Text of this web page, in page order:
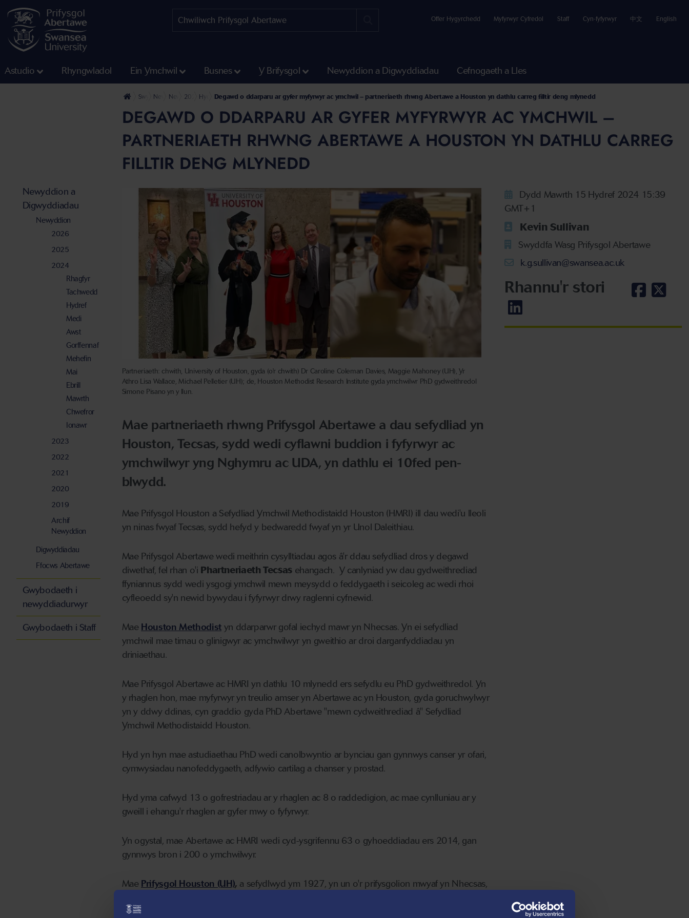
Offer Hygyrchedd Myfyrwyr Cyfredol Staff Cyn-fyfyrwyr 中文 English
Astudio Rhyngwladol Ein Ymchwil Busnes Y Brifysgol Newyddion a Digwyddiadau Cefnogaeth a Lles
Swyddfa'r Wasg
Newyddion a Digwyddiadau
Newyddion
2024HydrefDegawd o ddarparu ar gyfer myfyrwyr ac ymchwil – partneriaeth rhwng Abertawe a Houston yn dathlu carreg filltir deng mlynedd
DEGAWD O DDARPARU AR GYFER MYFYRWYR AC YMCHWIL –
PARTNERIAETH RHWNG ABERTAWE A HOUSTON YN DATHLU CARREG
FILLTIR DENG MLYNEDD
Partneriaeth: chwith, University of Houston, gyda (o'r chwith) Dr Caroline Coleman Davies, Maggie Mahoney (UH), Yr
Athro Lisa Wallace, Michael Pelletier (UH); de, Houston Methodist Research Institute gyda ymchwilwr PhD gydweithredol
Simone Pisano yn y llun.
Mae partneriaeth rhwng Prifysgol Abertawe a dau sefydliad yn
Houston, Tecsas, sydd wedi cyflawni buddion i fyfyrwyr ac
ymchwilwyr yng Nghymru ac UDA, yn dathlu ei 10fed pen-
blwydd.
Mae Prifysgol Houston a Sefydliad Ymchwil Methodistaidd Houston (HMRI) ill dau wedi'u lleoli
yn ninas fwyaf Tecsas, sydd hefyd y bedwaredd fwyaf yn yr Unol Daleithiau.
Mae Prifysgol Abertawe wedi meithrin cysylltiadau agos â'r ddau sefydliad dros y degawd
diwethaf, fel rhan o'i Phartneriaeth Tecsas ehangach. Y canlyniad yw dau gydweithrediad
ffyniannus sydd wedi ysgogi ymchwil mewn meysydd o feddygaeth i seicoleg ac wedi rhoi
cyfleoedd sy'n newid bywydau i fyfyrwyr drwy raglenni cyfnewid.
Mae Houston Methodistyn ddarparwr gofal iechyd mawr yn Nhecsas. Yn ei sefydliad
ymchwil mae timau o glinigwyr ac ymchwilwyr yn gweithio ar droi darganfyddiadau yn
driniaethau.
Mae Prifysgol Abertawe ac HMRI yn dathlu 10 mlynedd ers sefydlu eu PhD gydweithredol. Yn
y rhaglen hon, mae myfyrwyr yn treulio amser yn Abertawe ac yn Houston, gyda goruchwylwyr
yn y ddwy ddinas, cyn graddio gyda PhD Abertawe "mewn cydweithrediad â" Sefydliad
Ymchwil Methodistaidd Houston.
Hyd yn hyn mae astudiaethau PhD wedi canolbwyntio ar bynciau gan gynnwys canser yr ofari,
cymwysiadau nanofeddygaeth, adfywio cartilag a chanser y prostad.
Hyd yma cafwyd 13 o gofrestriadau ar y rhaglen ac 8 o raddedigion, ac mae cynlluniau ar y
gweill i ehangu'r rhaglen ar gyfer mwy o fyfyrwyr.
Yn ogystal, mae Abertawe ac HMRI wedi cyd-ysgrifennu 63 o gyhoeddiadau ers 2014, gan
gynnwys bron i 200 o ymchwilwyr.
Mae Prifysgol Houston (UH), a sefydlwyd ym 1927, yn un o'r prifysgolion mwyaf yn Nhecsas,
chyfadrannau ar draws Prifysgol Abertawe dros y degawd diwethaf yn cynnwys:
Dydd Mawrth 15 Hydref 2024 15:39
GMT+1
Kevin Sullivan
Swyddfa Wasg Prifysgol Abertawe
k.g.sullivan@swansea.ac.uk
Rhannu'r stori
Newyddion a
Digwyddiadau
Newyddion
2026
2025
2024
Rhagfyr
Tachwedd
Hydref
Medi
Awst
Gorffennaf
Mehefin
Mai
Ebrill
Mawrth
Chwefror
Ionawr
2023
2022
2021
2020
2019
Archif
Newyddion
Digwyddiadau
Ffocws Abertawe
Gwybodaeth i
newyddiadurwyr
Gwybodaeth i Staff